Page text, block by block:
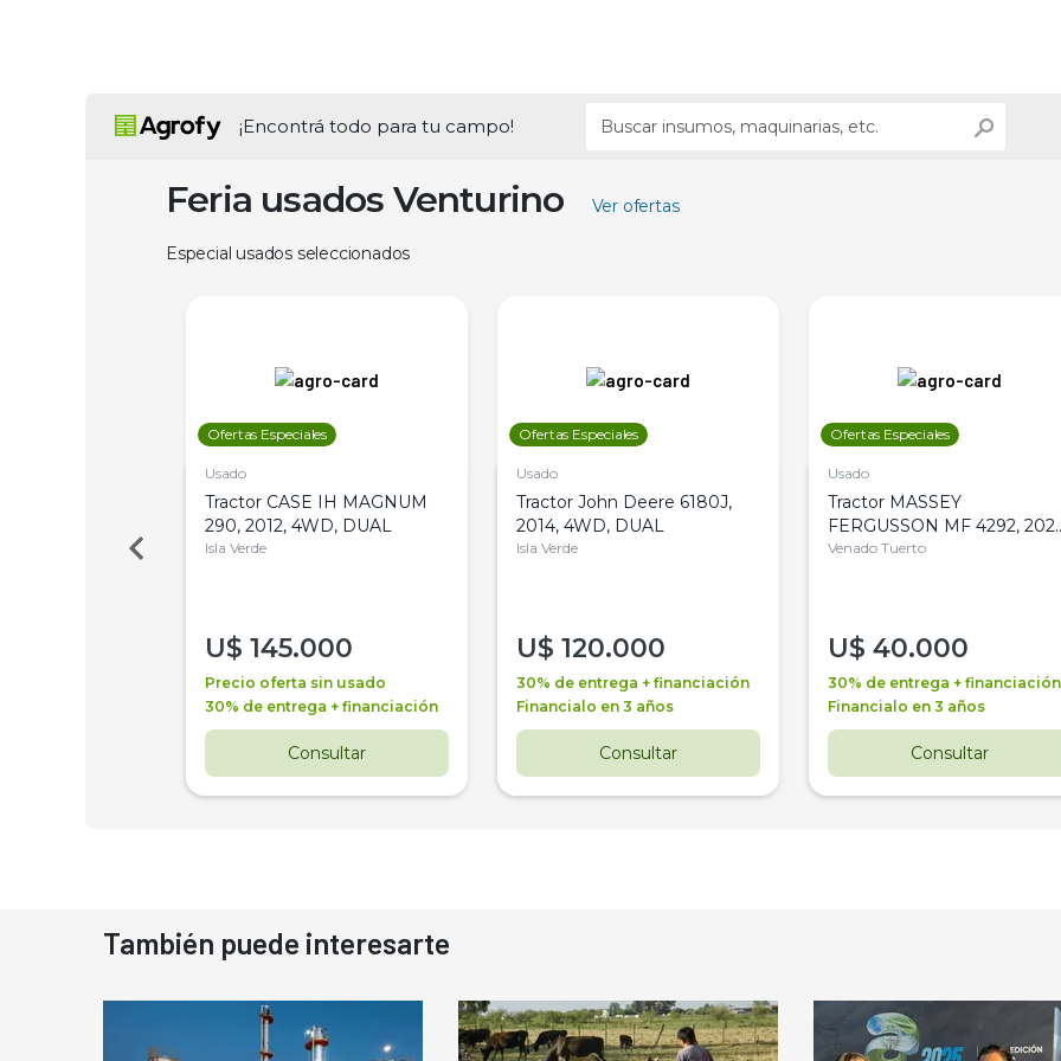
¡Encontrá todo para tu campo!
Feria usados Venturino Ver ofertas
Especial usados seleccionados
Ofertas Especiales
Usado
Tractor CASE IH MAGNUM
290, 2012, 4WD, DUAL
Isla Verde
U$ 145.000
Precio oferta sin usado
30% de entrega + financiación
Consultar
Ofertas Especiales
Usado
Tractor John Deere 6180J,
2014, 4WD, DUAL
Isla Verde
U$ 120.000
30% de entrega + financiación
Financialo en 3 años
Consultar
Ofertas Especiales
Usado
Tractor MASSEY
FERGUSSON MF 4292,
4WD, PATON
Venado Tuerto
U$ 40.000
30% de entrega + financiación
Financialo en 3 años
Consultar
También puede interesarte